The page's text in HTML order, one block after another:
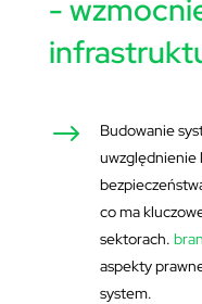
-
$
Budowanie
uwzględnienie
co ma
sektorach.
aspekty
system.